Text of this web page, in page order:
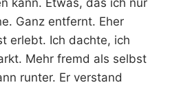
Ganz entfernt. Eher
erlebt. Ich dachte, ich
Mehr fremd als selbst
runter. Er verstand